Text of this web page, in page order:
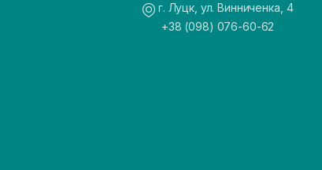
г. Луцк, ул. Винниченка, 4
+38 (098) 076-60-62